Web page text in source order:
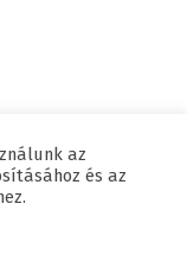
az
és az